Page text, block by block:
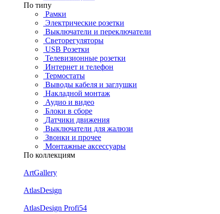
По типу
Рамки
Электрические розетки
Выключатели и переключатели
Светорегуляторы
USB Розетки
Телевизионные розетки
Интернет и телефон
Термостаты
Выводы кабеля и заглушки
Накладной монтаж
Аудио и видео
Блоки в сборе
Датчики движения
Выключатели для жалюзи
Звонки и прочее
Монтажные аксессуары
По коллекциям
ArtGallery
AtlasDesign
AtlasDesign Profi54